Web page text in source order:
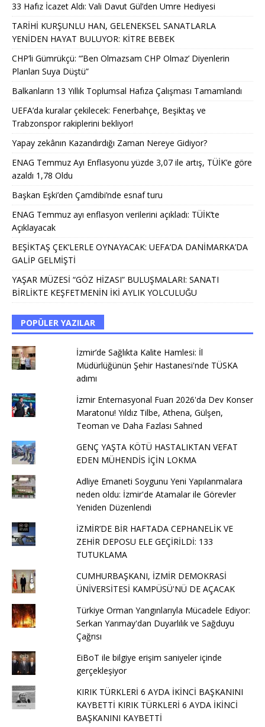
33 Hafız İcazet Aldı: Vali Davut Gül’den Umre Hediyesi
TARİHİ KURŞUNLU HAN, GELENEKSEL SANATLARLA
YENİDEN HAYAT BULUYOR: KİTRE BEBEK
CHP’li Gümrükçü: “’Ben Olmazsam CHP Olmaz’ Diyenlerin
Planları Suya Düştü”
Balkanların 13 Yıllık Toplumsal Hafıza Çalışması Tamamlandı
UEFA’da kuralar çekilecek: Fenerbahçe, Beşiktaş ve
Trabzonspor rakiplerini bekliyor!
Yapay zekânın Kazandırdığı Zaman Nereye Gidiyor?
ENAG Temmuz Ayı Enflasyonu yüzde 3,07 ile artış, TÜİK’e göre
azaldı 1,78 Oldu
Başkan Eşki’den Çamdibi’nde esnaf turu
ENAG Temmuz ayı enflasyon verilerini açıkladı: TÜİK’te
Açıklayacak
BEŞİKTAŞ ÇEK’LERLE OYNAYACAK: UEFA’DA DANİMARKA’DA
GALİP GELMİŞTİ
YAŞAR MÜZESİ “GÖZ HİZASI” BULUŞMALARI: SANATI
BİRLİKTE KEŞFETMENİN İKİ AYLIK YOLCULUĞU
POPÜLER YAZILAR
İzmir’de Sağlıkta Kalite Hamlesi: İl
Müdürlüğünün Şehir Hastanesi'nde TÜSKA
adımı
İzmir Enternasyonal Fuarı 2026'da Dev Konser
Maratonu! Yıldız Tilbe, Athena, Gülşen,
Teoman ve Daha Fazlası Sahned
GENÇ YAŞTA KÖTÜ HASTALIKTAN VEFAT
EDEN MÜHENDİS İÇİN LOKMA
Adliye Emaneti Soygunu Yeni Yapılanmalara
neden oldu: İzmir'de Atamalar ile Görevler
Yeniden Düzenlendi
İZMİR’DE BİR HAFTADA CEPHANELİK VE
ZEHİR DEPOSU ELE GEÇİRİLDİ: 133
TUTUKLAMA
CUMHURBAŞKANI, İZMİR DEMOKRASİ
ÜNİVERSİTESİ KAMPÜSÜ'NÜ DE AÇACAK
Türkiye Orman Yangınlarıyla Mücadele Ediyor:
Serkan Yarımay'dan Duyarlılık ve Sağduyu
Çağrısı
EiBoT ile bilgiye erişim saniyeler içinde
gerçekleşiyor
KIRIK TÜRKLERİ 6 AYDA İKİNCİ BAŞKANINI
KAYBETTİ KIRIK TÜRKLERİ 6 AYDA İKİNCİ
BAŞKANINI KAYBETTİ